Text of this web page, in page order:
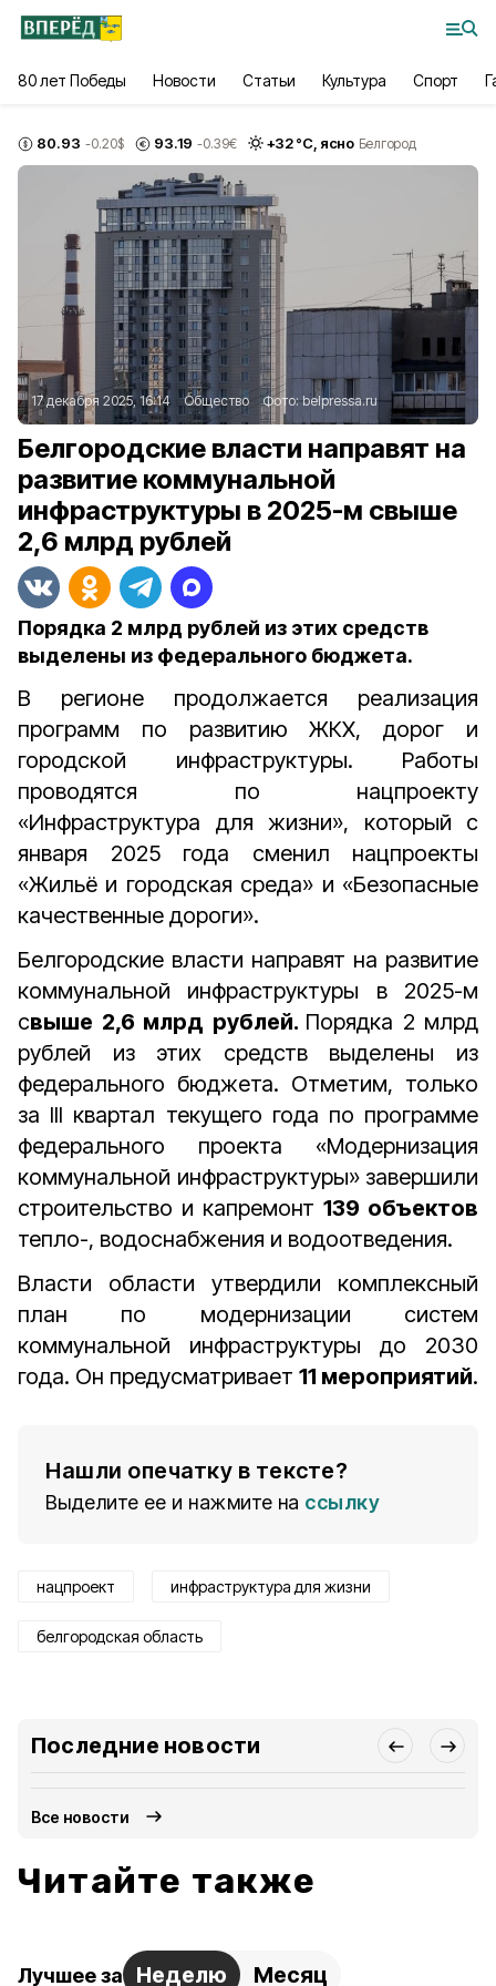
80 лет Победы Новости Статьи Культура Спорт
80.93 -0.20$ 93.19 -0.39€ +32°С, ясно Белгород
17 декабря 2025, 16:14 Общество Фото:belpressa.ru
Белгородские власти направят на
развитие коммунальной
инфраструктуры в 2025-м свыше
2,6 млрд рублей
Порядка 2 млрд рублей из этих средств
выделены из федерального бюджета.
В регионе продолжается реализация
программ по развитию ЖКХ, дорог и
городской инфраструктуры. Работы
проводятся по нацпроекту
«Инфраструктура для жизни», который с
января 2025 года сменил нацпроекты
«Жильё и городская среда» и «Безопасные
качественные дороги».
Белгородские власти направят на развитие
коммунальной инфраструктуры в 2025-м
свыше 2,6 млрд рублей. Порядка 2 млрд
рублей из этих средств выделены из
федерального бюджета. Отметим, только
за III квартал текущего года по программе
федерального проекта «Модернизация
коммунальной инфраструктуры» завершили
строительство и капремонт 139 объектов
тепло-, водоснабжения и водоотведения.
Власти области утвердили комплексный
план по модернизации систем
коммунальной инфраструктуры до 2030
года. Он предусматривает 11 мероприятий.
Нашли опечатку в тексте?
Выделите ее и нажмите на ссылку
нацпроект инфраструктура для жизни
белгородская область
Последние новости
Все новости
Читайте также
Лучшее за Неделю Месяц